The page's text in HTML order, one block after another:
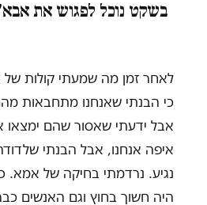
בשקט נוכל לפגוש את
לאחר זמן מה שמעתי קולות של
כי הבנתי שאנחנו מתחבאות
אבל ידעתי שאסור שהם ימצאו
איפה אנחנו, אבל הבנתי
נגיע. נרדמתי בחיקה של אמא.
היה חשוך בחוץ וגם האנשים